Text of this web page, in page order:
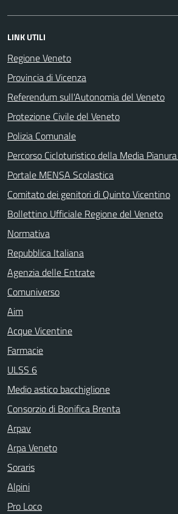
LINK UTILI
Regione Veneto
Provincia di Vicenza
Referendum sull'Autonomia del Veneto
Protezione Civile del Veneto
Polizia Comunale
Percorso Cicloturistico della Media
Portale MENSA Scolastica
Comitato dei genitori di Quinto Vicentino
Bollettino Ufficiale Regione del Veneto
Normativa
Repubblica Italiana
Agenzia delle Entrate
Comuniverso
Aim
Acque Vicentine
Farmacie
ULSS 6
Medio astico bacchiglione
Consorzio di Bonifica Brenta
Arpav
Arpa Veneto
Soraris
Alpini
Pro Loco